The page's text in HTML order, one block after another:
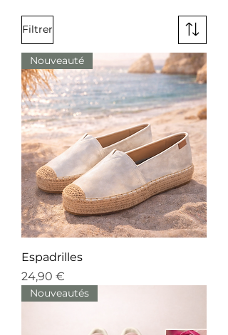
Filtrer
Nouveauté
Espadrilles
Prix
24,90 €
Nouveautés